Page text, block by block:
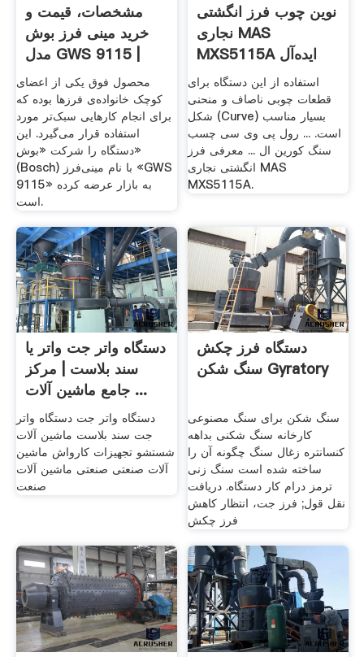
مشخصات، قیمت و
خرید مینی فرز بوش
مدل GWS 9115 |
دیجی‌کالا
محصول فوق یکی از اعضای
کوچک خانواده‌ی فرزها بوده که
برای انجام کارهایی سبک‌تر مورد
استفاده قرار می‌گیرد. این
دستگاه را شرکت «بوش»
(Bosch) با نام مینی‌فرز «GWS
9115» به بازار عرضه کرده
است.
نوین چوب فرز انگشتی
نجاری MAS
MXS5115A ایده‌آل
برای قطعه ...
استفاده از این دستگاه برای
قطعات چوبی ناصاف و منحنی
شکل (Curve) بسیار مناسب
است. ... رول پی وی سی چسب
سنگ کورین ال ... معرفی فرز
انگشتی نجاری MAS
MXS5115A.
دستگاه واتر جت واتر یا
سند بلاست | مرکز
جامع ماشین آلات ...
دستگاه واتر جت دستگاه واتر
جت سند بلاست ماشین آلات
شستشو تجهیزات کارواش ماشین
آلات صنعتی صنعتی ماشین آلات
صنعت
دستگاه فرز چکش
سنگ شکن Gyratory
سنگ شکن برای سنگ مصنوعی
کارخانه سنگ شکنی بداهه
کنسانتره زغال سنگ چگونه آن را
ساخته شده است سنگ زنی
ترمز درام کار دستگاه. دریافت
نقل قول; فرز جت، انتظار کاهش
فرز چکش